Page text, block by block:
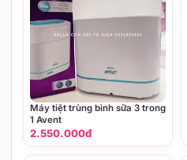
Máy tiệt trùng bình sữa 3 trong
1 Avent
2.550.000đ